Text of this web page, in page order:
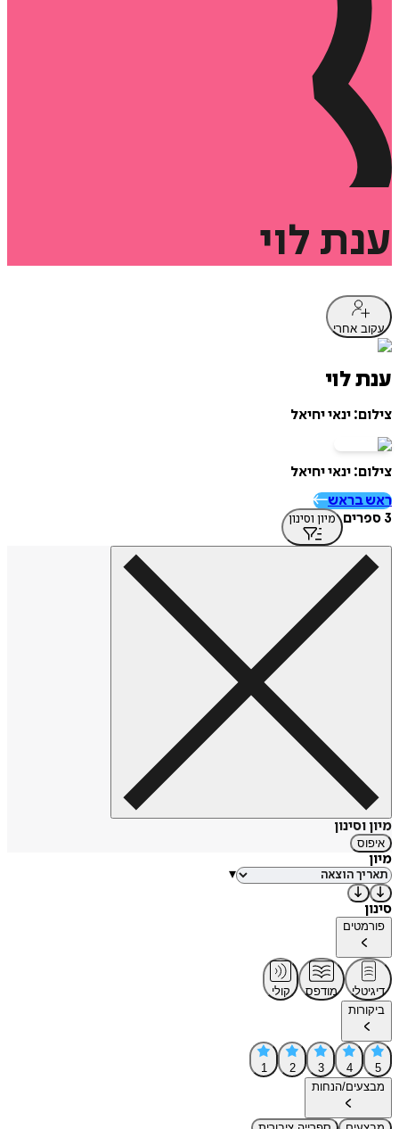
ענת לוי
עקוב אחרי
ענת לוי
צילום: ינאי יחיאל
צילום: ינאי יחיאל
ראש בראש
3 ספרים
מיון וסינון
מיון וסינון
איפוס
מיון
▾
סינון
פורמטים
דיגיטלי מודפס
קולי
ביקורות
5
4
3
2
1
מבצעים/הנחות